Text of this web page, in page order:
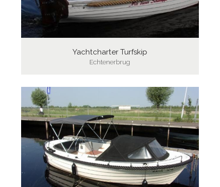
Yachtcharter Turfskip
Echtenerbrug